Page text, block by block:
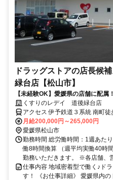
ドラッグストアの店長候
緑台店【松山市】
【未経験OK】愛媛県の店舗に配
★賞与あり
くすりのレデイ 道後緑台店
アクセス 伊予鉄道３系統 南町徒
約9分、伊予鉄道３系統 道後温泉
月給200,000円～265,000円
愛媛県松山市
勤務時間 総労働時間：1週あた
働8時間換算 （週平均実働40時
勤務いただきます。 ※各店舗、
仕事内容 地域密着型で働く♪ド
す！ 《お仕事詳細》 愛媛県内